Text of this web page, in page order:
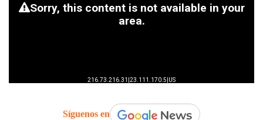
Síguenos en